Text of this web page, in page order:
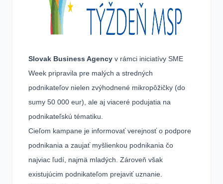
Slovak Business Agency v rámci iniciatívy SME
Week pripravila pre malých a stredných
podnikateľov nielen zvýhodnené mikropôžičky (do
sumy 50 000 eur), ale aj viaceré podujatia na
podnikateľskú tématiku.
Cieľom kampane je informovať verejnosť o podpore
podnikania a zaujať myšlienkou podnikania čo
najviac ľudí, najmä mladých. Zároveň však
existujúcim podnikateľom prejaviť uznanie.